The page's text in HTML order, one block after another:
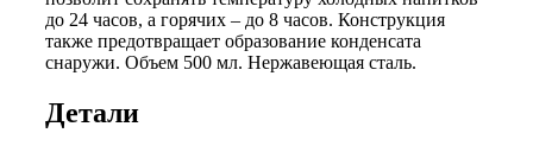
до 24 часов, а горячих – до 8 часов. Конструкция
также предотвращает образование конденсата
снаружи. Объем 500 мл. Нержавеющая сталь.
Детали